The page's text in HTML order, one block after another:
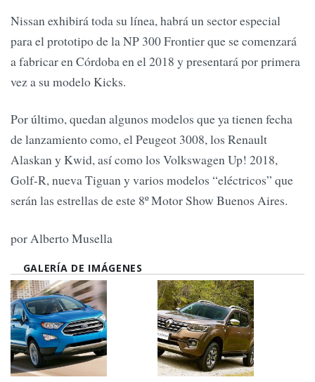
Nissan exhibirá toda su línea, habrá un sector especial
para el prototipo de la NP 300 Frontier que se comenzará
a fabricar en Córdoba en el 2018 y presentará por primera
vez a su modelo Kicks.
Por último, quedan algunos modelos que ya tienen fecha
de lanzamiento como, el Peugeot 3008, los Renault
Alaskan y Kwid, así como los Volkswagen Up! 2018,
Golf-R, nueva Tiguan y varios modelos “eléctricos” que
serán las estrellas de este 8º Motor Show Buenos Aires.
por Alberto Musella
GALERÍA DE IMÁGENES